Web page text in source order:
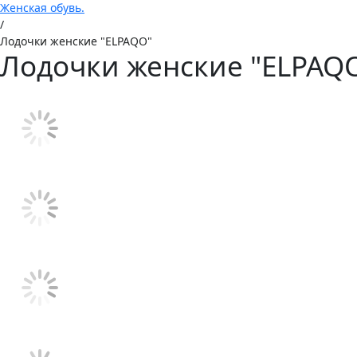
Женская обувь.
/
Лодочки женские "ELPAQO"
Лодочки женские